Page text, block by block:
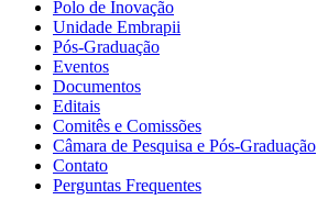
Polo de Inovação
Unidade Embrapii
Pós-Graduação
Eventos
Documentos
Editais
Comitês e Comissões
Câmara de Pesquisa e Pós-Graduação
Contato
Perguntas Frequentes